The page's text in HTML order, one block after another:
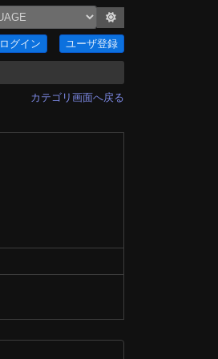
ログイン ユーザ登録
カテゴリ画面へ戻る